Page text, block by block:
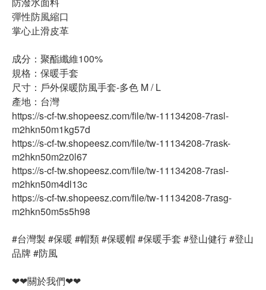
彈性防風縮口
掌心止滑皮革
成分：聚酯纖維100%
規格：保暖手套
尺寸：戶外保暖防風手套-多色 M / L
產地：台灣
https://s-cf-tw.shopeesz.com/file/tw-11134208-7rasl-
m2hkn50m1kg57d
https://s-cf-tw.shopeesz.com/file/tw-11134208-7rask-
m2hkn50m2z0l67
https://s-cf-tw.shopeesz.com/file/tw-11134208-7rasl-
m2hkn50m4dl13c
https://s-cf-tw.shopeesz.com/file/tw-11134208-7rasg-
m2hkn50m5s5h98
#台灣製 #保暖 #帽類 #保暖帽 #保暖手套 #登山健行 #登山
品牌 #防風
❤❤關於我們❤❤